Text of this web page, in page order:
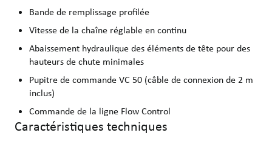
Bande de remplissage profilée
Vitesse de la chaîne réglable en continu
Abaissement hydraulique des éléments de tête pour des
hauteurs de chute minimales
Pupitre de commande VC 50 (câble de connexion de 2 m
inclus)
Commande de la ligne Flow Control
Caractéristiques techniques